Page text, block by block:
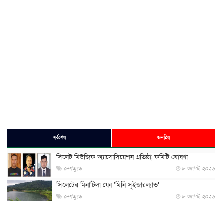
সর্বশেষ জনপ্রিয়
সিলেট মিউজিক অ্যাসোসিয়েশন প্রতিষ্ঠা, কমিটি ঘোষণা
দেশজুড়ে ৮ আগস্ট, ২০২৬
সিলেটের মিনাটিলা যেন ‘মিনি সুইজারল্যান্ড’
দেশজুড়ে ৮ আগস্ট, ২০২৬